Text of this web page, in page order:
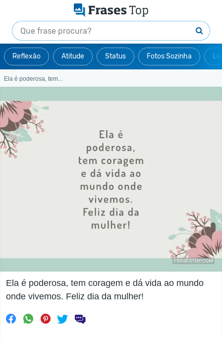
Reflexão Atitude Status Fotos Sozinha
Ela é poderosa, tem...
Ela é poderosa, tem coragem e dá vida ao mundo
onde vivemos. Feliz dia da mulher!